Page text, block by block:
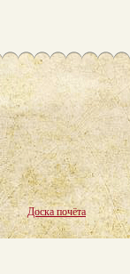
Доска почёта